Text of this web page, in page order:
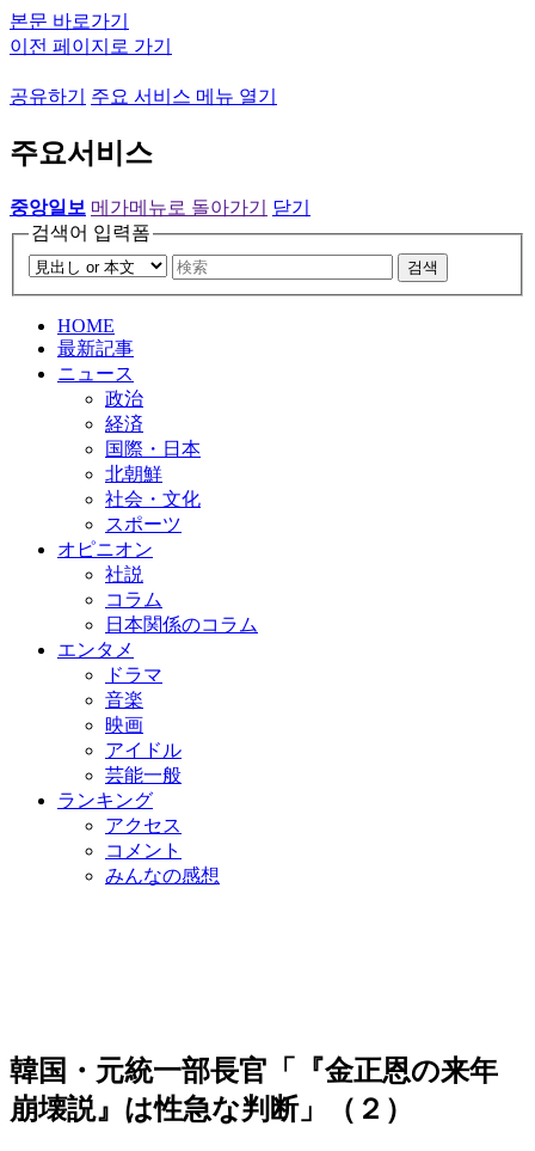
본문 바로가기
이전 페이지로 가기
공유하기 주요 서비스 메뉴 열기
주요서비스
중앙일보 메가메뉴로 돌아가기
닫기
검색어 입력폼
검색
HOME
最新記事
ニュース
政治
経済
国際・日本
北朝鮮
社会・文化
スポーツ
オピニオン
社説
コラム
日本関係のコラム
エンタメ
ドラマ
音楽
映画
アイドル
芸能一般
ランキング
アクセス
コメント
みんなの感想
韓国・元統一部長官「『金正恩の来年
崩壊説』は性急な判断」（２）